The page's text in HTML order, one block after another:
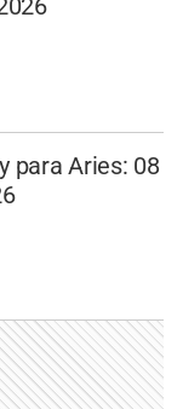
para Aries: 08